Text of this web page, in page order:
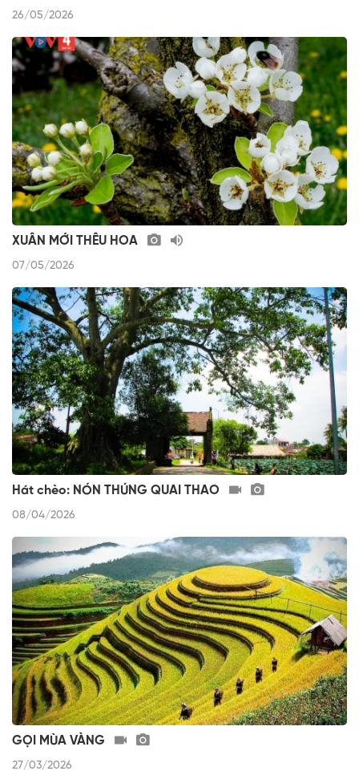
26/05/2026
XUÂN MỚI THÊU HOA
07/05/2026
Hát chèo: NÓN THÚNG QUAI THAO
08/04/2026
GỌI MÙA VÀNG
27/03/2026